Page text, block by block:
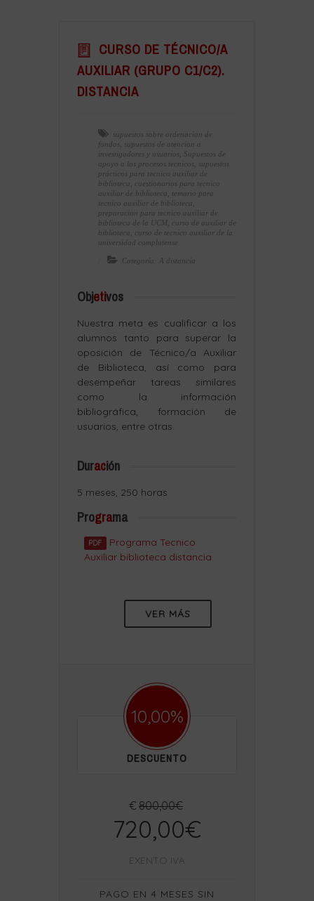
CURSO DE TÉCNICO/A
AUXILIAR (GRUPO C1/C2).
DISTANCIA
supuestos sobre ordenacion de
fondos
supuestos de atencion a
investigadores y usuarios
Supuestos de
apoyo a los procesos tecnicos
supuestos
prácticos para tecnico auxiliar de
biblioteca
cuestionarios para tecnico
auxiliar de biblioteca
temario para
tecnico auxiliar de biblioteca
preparacion para tecnico auxiliar de
biblioteca de la UCM
curso de auxiliar de
biblioteca
curso de tecnico auxiliar de la
universidad complutense
Categoría: A distancia
Objetivos
Nuestra meta es cualificar a los
alumnos tanto para superar la
oposición de Técnico/a Auxiliar
de Biblioteca, así como para
desempeñar tareas similares
como la información
bibliográfica, formación de
usuarios, entre otras.
Duración
5 meses, 250 horas
Programa
PDF
Programa Tecnico
Auxiliar biblioteca distancia
VER MÁS
10,00%
DESCUENTO
€ 800,00€
720,00€
EXENTO IVA
PAGO EN 4 MESES SIN